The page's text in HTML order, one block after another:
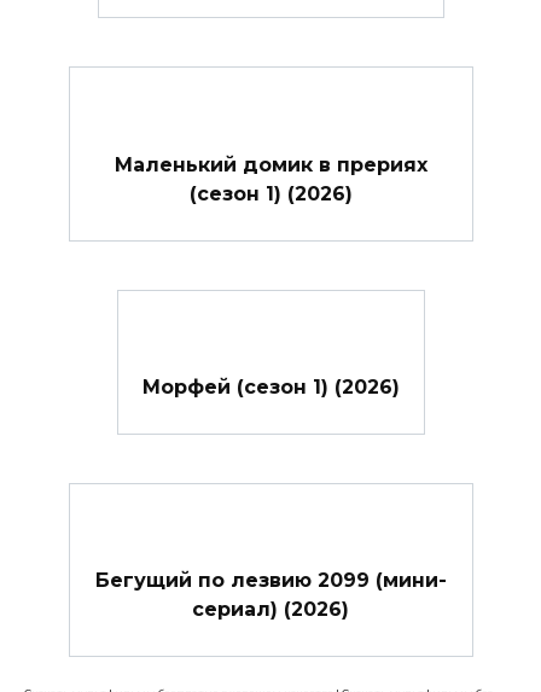
Маленький домик в прериях
(сезон 1) (2026)
Морфей (сезон 1) (2026)
Бегущий по лезвию 2099 (мини-
сериал) (2026)